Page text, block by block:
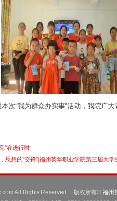
次“我为群众办实事”活动，我院广
”在进行时
思想的“交锋”|福州英华职业学院第三届大
All Rights Reserved. 版权所有© 福州